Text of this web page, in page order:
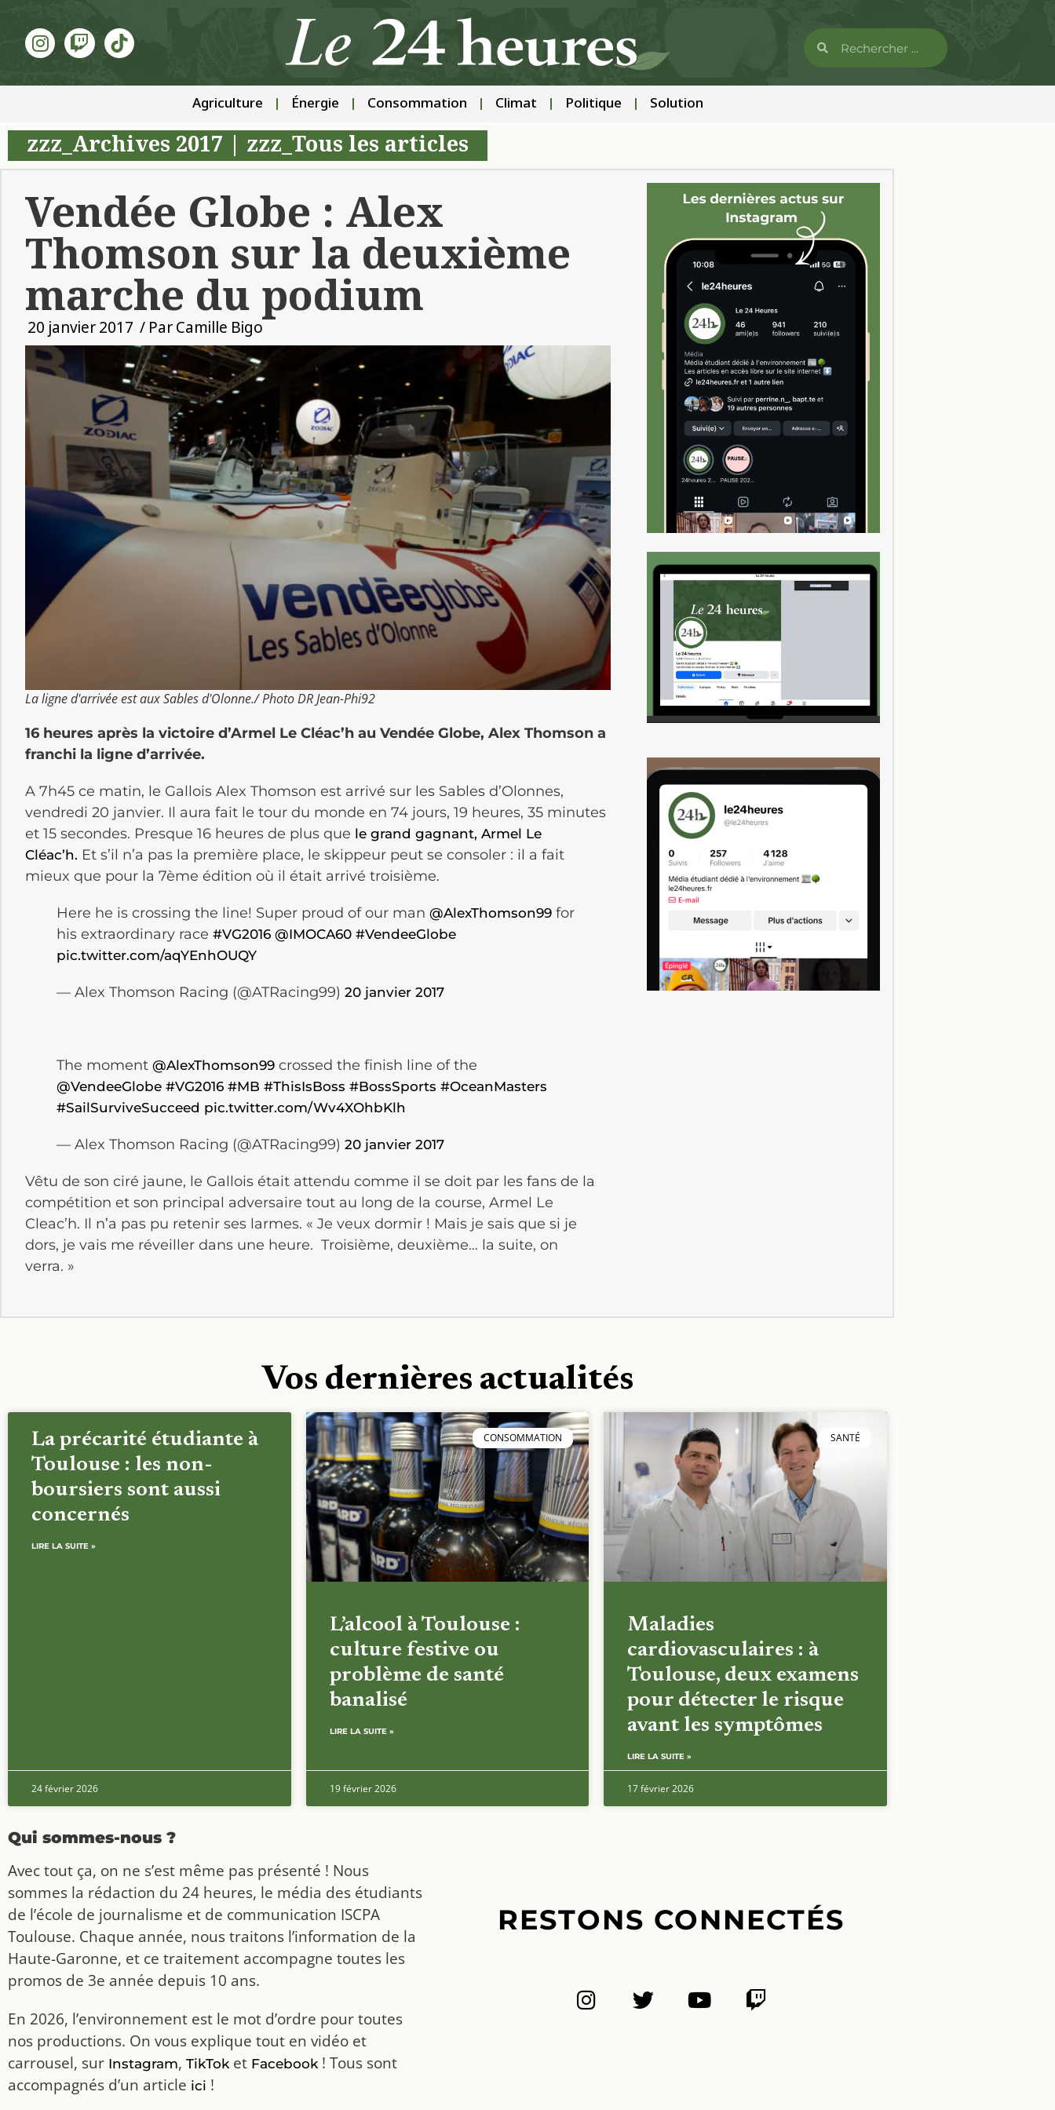
Agriculture Énergie Consommation Climat Politique Solution
zzz_Archives 2017 zzz_Tous les articles
Vendée Globe : Alex
Thomson sur la deuxième
marche du podium
20 janvier 2017 / ParCamille Bigo
La ligne d'arrivée est aux Sables d'Olonne./ Photo DR Jean-Phi92
16 heures après la victoire d’Armel Le Cléac’h au Vendée Globe, Alex Thomson a
franchi la ligne d’arrivée.
A 7h45 ce matin, le Gallois Alex Thomson est arrivé sur les Sables d’Olonnes,
vendredi 20 janvier. Il aura fait le tour du monde en 74 jours, 19 heures, 35 minutes
et 15 secondes. Presque 16 heures de plus que le grand gagnant, Armel Le
Cléac’h. Et s’il n’a pas la première place, le skippeur peut se consoler : il a fait
mieux que pour la 7ème édition où il était arrivé troisième.
Here he is crossing the line! Super proud of our man @AlexThomson99 for
his extraordinary race #VG2016 @IMOCA60 #VendeeGlobe
pic.twitter.com/aqYEnhOUQY
— Alex Thomson Racing (@ATRacing99) 20 janvier 2017
The moment @AlexThomson99 crossed the finish line of the
@VendeeGlobe #VG2016 #MB #ThisIsBoss #BossSports #OceanMasters
#SailSurviveSucceed pic.twitter.com/Wv4XOhbKlh
— Alex Thomson Racing (@ATRacing99) 20 janvier 2017
Vêtu de son ciré jaune, le Gallois était attendu comme il se doit par les fans de la
compétition et son principal adversaire tout au long de la course, Armel Le
Cleac’h. Il n’a pas pu retenir ses larmes. « Je veux dormir ! Mais je sais que si je
dors, je vais me réveiller dans une heure. Troisième, deuxième… la suite, on
verra. »
Vos dernières actualités
La précarité étudiante à
Toulouse : les non-
boursiers sont aussi
concernés
LIRE LA SUITE »
24 février 2026
CONSOMMATION
L’alcool à Toulouse :
culture festive ou
problème de santé
banalisé
LIRE LA SUITE »
19 février 2026
SANTÉ
Maladies
cardiovasculaires : à
Toulouse, deux examens
pour détecter le risque
avant les symptômes
LIRE LA SUITE »
17 février 2026
Qui sommes-nous ?
Avec tout ça, on ne s’est même pas présenté ! Nous
sommes la rédaction du 24 heures, le média des étudiants
de l’école de journalisme et de communication ISCPA
Toulouse. Chaque année, nous traitons l’information de la
Haute-Garonne, et ce traitement accompagne toutes les
promos de 3e année depuis 10 ans.
En 2026, l’environnement est le mot d’ordre pour toutes
nos productions. On vous explique tout en vidéo et
carrousel, sur Instagram, TikToket Facebook! Tous sont
accompagnés d’un article ici !
RESTONS CONNECTÉS